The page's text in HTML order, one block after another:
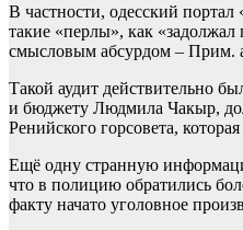
В частности, одесский портал
такие «перлы», как
смысловым абсурдом – Прим.
Такой аудит действительно
и бюджету Людмила Чакыр,
Ренийского горсовета, которая
Ещё одну странную
что в полицию обратились
факту начато уголовное